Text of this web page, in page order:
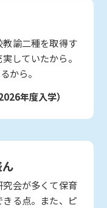
諭二種を取得す
していたから。
から。
2026年度入学）
会が多くて保育
る点。また、ピ